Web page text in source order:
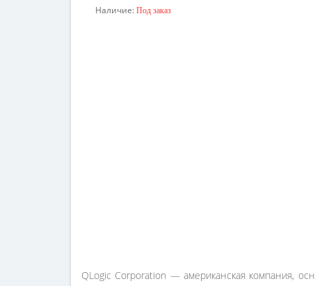
По запросу
Наличие: Под заказ
QLogic Corporation — американская компания,